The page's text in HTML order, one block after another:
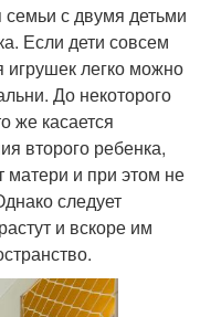
с двумя детьми
Если дети совсем
игрушек легко можно
До некоторого
же касается
второго ребенка,
матери и при этом не
следует
и вскоре им